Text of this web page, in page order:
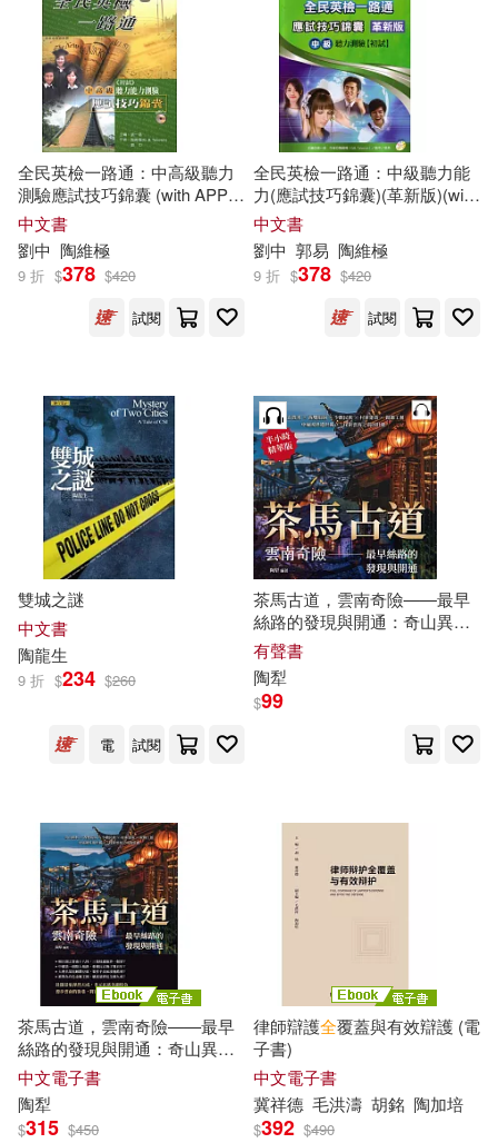
[明]楊一清(1)
[晉]陶淵明 郭維森 包景誠 譯注(1)
[民國]裴景福(1)
[法]西蒙娜·德·波伏娃[SimonedeBea
[清]張問陶撰(1)
[英]拜倫(1)
《浙江植物志（新編）》編輯委員
丁延峰（主編）(1)
上海書店出版社編(1)
中國社會科學院考古研究所等(1)
中國美術家協會(1)
中國陶瓷文化研究所編(1)
九如堂(1) 于洋（主編）(1)
人民文學出版社(1)
中國計量出版社(2)
中國輕工業出版社(2)
中國農業大學出版社(2)
中國農業科學技術出版社(2)
儂儂雜誌社(2) 南京出版社(2)
印刻(2) 台南市政府文化局(2)
台聖(2)
吉林出版集團有限責任公司(2)
吉林大學出版社(2)
吉林美術出版社(2)
商務印書館(2) 回聲引力(2)
國立傳統藝術中心(2)
國立歷史博物館(2)
國立臺灣大學出版中心(2)
全民英檢一路通：中高級聽力
測驗應試技巧錦囊 (with APP音
檔)
中文書
劉中 陶維極
9 折 $378 $420
試閱
全民英檢一路通：中級聽力能
力(應試技巧錦囊)(革新版)(with
key)
中文書
劉中 郭易 陶維極
9 折 $378 $420
試閱
雙城之謎
中文書
陶龍生
9 折 $234 $260
電 試閱
茶馬古道，雲南奇險——最早
絲路的發現與開通：奇山異水×
西雙版納×少數民族×村寨建築
×銀飾工藝，中緬國界遺世獨
立，探索雲海之南的壯麗 (有聲
書)
有聲書
陶犁
$99
茶馬古道，雲南奇險——最早
絲路的發現與開通：奇山異水×
西雙版納×少數民族×村寨建築
×銀飾工藝，中緬國界遺世獨
立，探索雲海之南的壯麗 (電子
書)
中文電子書
陶犁
$315 $450
律師辯護全覆蓋與有效辯護 (電
子書)
中文電子書
冀祥德 毛洪濤 胡銘 陶加培
$392 $490